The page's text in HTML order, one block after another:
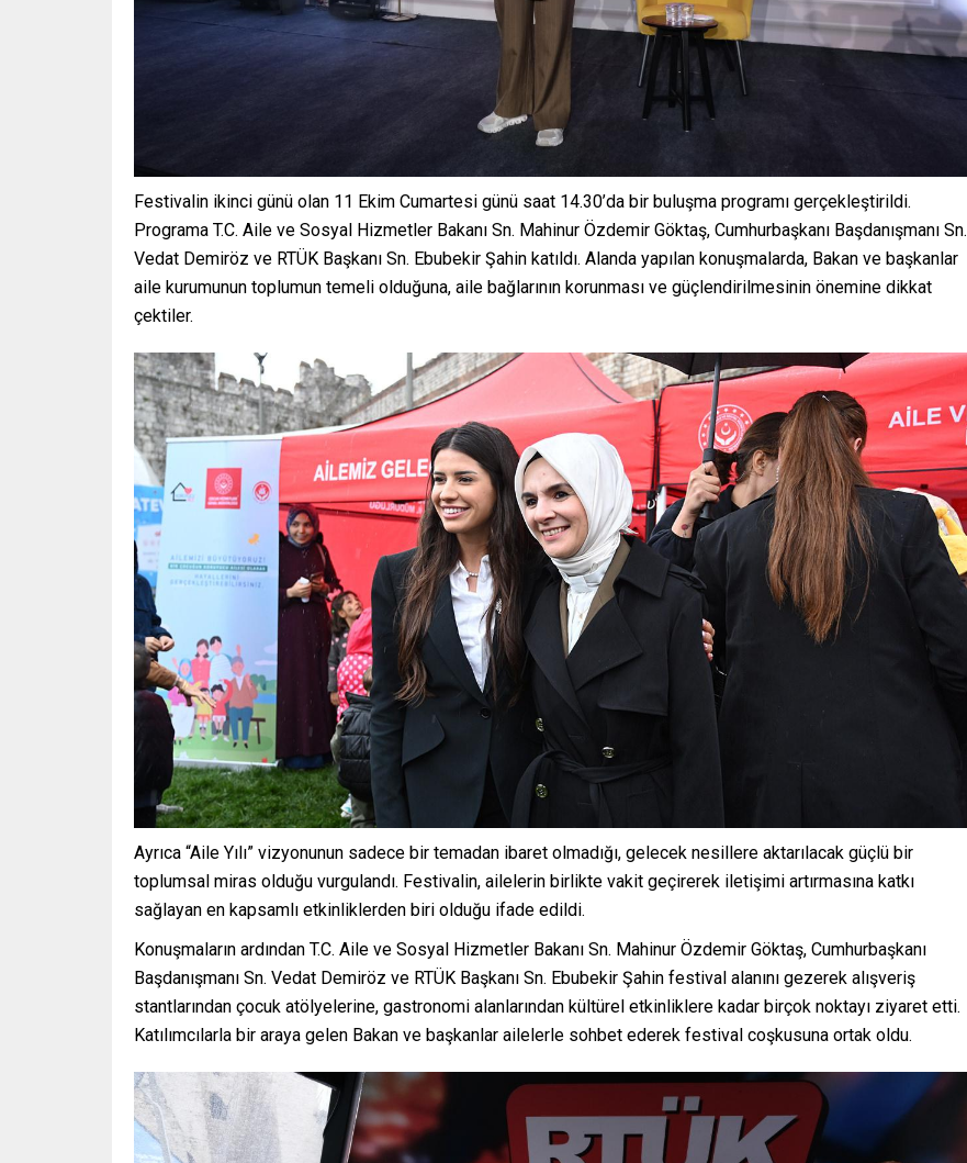
Festivalin ikinci günü olan 11 Ekim Cumartesi günü saat 14.30’da bir buluşma programı gerçekleştirildi.
Programa T.C. Aile ve Sosyal Hizmetler Bakanı Sn. Mahinur Özdemir Göktaş, Cumhurbaşkanı Başdanışmanı Sn.
Vedat Demiröz ve RTÜK Başkanı Sn. Ebubekir Şahin katıldı. Alanda yapılan konuşmalarda, Bakan ve başkanlar
aile kurumunun toplumun temeli olduğuna, aile bağlarının korunması ve güçlendirilmesinin önemine dikkat
çektiler.
Ayrıca “Aile Yılı” vizyonunun sadece bir temadan ibaret olmadığı, gelecek nesillere aktarılacak güçlü bir
toplumsal miras olduğu vurgulandı. Festivalin, ailelerin birlikte vakit geçirerek iletişimi artırmasına katkı
sağlayan en kapsamlı etkinliklerden biri olduğu ifade edildi.
Konuşmaların ardından T.C. Aile ve Sosyal Hizmetler Bakanı Sn. Mahinur Özdemir Göktaş, Cumhurbaşkanı
Başdanışmanı Sn. Vedat Demiröz ve RTÜK Başkanı Sn. Ebubekir Şahin festival alanını gezerek alışveriş
stantlarından çocuk atölyelerine, gastronomi alanlarından kültürel etkinliklere kadar birçok noktayı ziyaret etti.
Katılımcılarla bir araya gelen Bakan ve başkanlar ailelerle sohbet ederek festival coşkusuna ortak oldu.